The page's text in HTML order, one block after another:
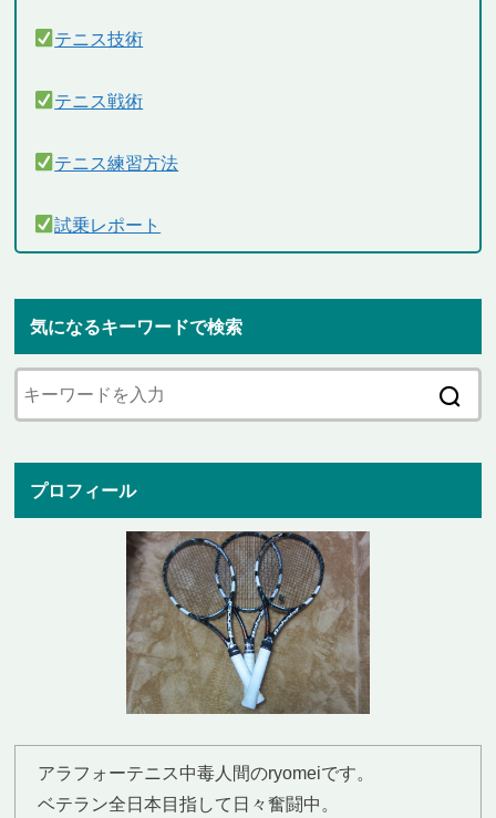
テニス技術
テニス戦術
テニス練習方法
試乗レポート
気になるキーワードで検索
プロフィール
アラフォーテニス中毒人間のryomeiです。
ベテラン全日本目指して日々奮闘中。